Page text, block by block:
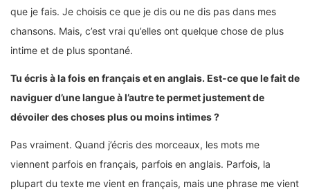
que je fais. Je choisis ce que je dis ou ne dis pas dans mes
chansons. Mais, c’est vrai qu’elles ont quelque chose de plus
intime et de plus spontané.
Tu écris à la fois en français et en anglais. Est-ce que le fait de
naviguer d’une langue à l’autre te permet justement de
dévoiler des choses plus ou moins intimes ?
Pas vraiment. Quand j’écris des morceaux, les mots me
viennent parfois en français, parfois en anglais. Parfois, la
plupart du texte me vient en français, mais une phrase me vient